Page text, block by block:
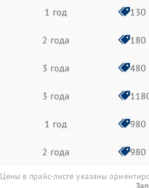
1 год 130
2 года 180
3 года 480
3 года
1 год 980
2 года 980
Цены в прайс-листе указаны